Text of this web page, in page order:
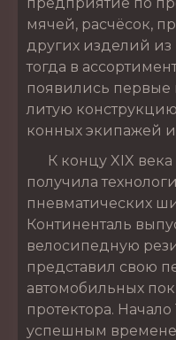
мячей, расчёсок,
других изделий из
тогда в
появились
литую
конных экипажей
К концу XIX века
получила
пневматических
Континенталь
велосипедную
представил свою
автомобильных
протектора.
успешным